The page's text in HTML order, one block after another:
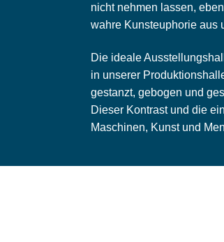
nicht nehmen lassen,
wahre Kunsteuphorie aus
Die ideale
in unserer
gestanzt, gebogen und
Dieser Kontrast und die
Maschinen, Kunst und